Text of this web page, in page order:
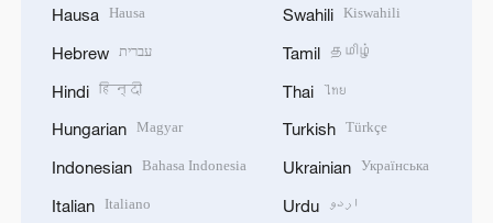
Hausa Hausa
Hebrew עברית
Hindi हिन्दी
Hungarian Magyar
Indonesian Bahasa Indonesia
Italian Italiano
Swahili Kiswahili
Tamil தமிழ்
Thai ไทย
Turkish Türkçe
Ukrainian Українська
Urdu اردو